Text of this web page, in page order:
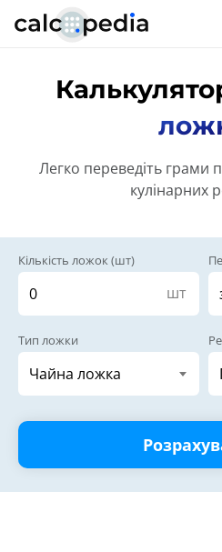
Легко переведіть грами
кулінарних
Кількість ложок (шт)
шт
Тип ложки